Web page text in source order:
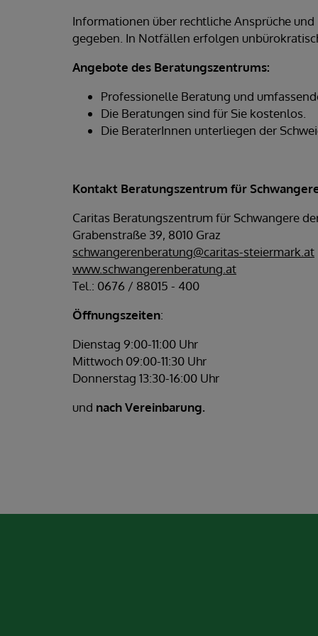
Informationen über rechtliche Ansprüche
gegeben. In Notfällen erfolgen
Angebote des Beratungszentrums:
Professionelle Beratung und
Die Beratungen sind für Sie kostenlos.
Die BeraterInnen unterliegen der
Kontakt Beratungszentrum für
Caritas Beratungszentrum für Schwangere
Grabenstraße 39, 8010 Graz
schwangerenberatung@caritas-steiermark.at
www.schwangerenberatung.at
Tel.: 0676 / 88015 - 400
Öffnungszeiten:
Dienstag 9:00-11:00 Uhr
Mittwoch 09:00-11:30 Uhr
Donnerstag 13:30-16:00 Uhr
und nach Vereinbarung.